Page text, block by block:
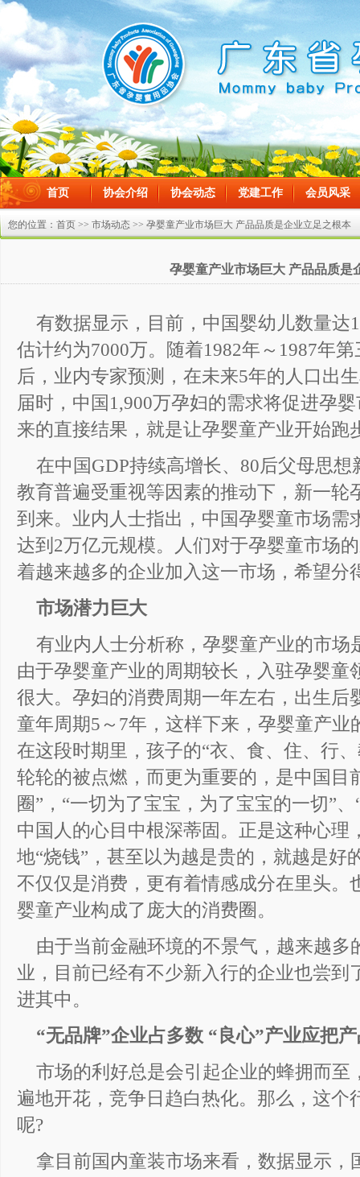
首页 协会介绍 协会动态 党建工作 会员风采
在线留言
您的位置： 首页 >> 市场动态 >> 孕婴童产业市场巨大 产品品质是企业立足之根本
孕婴童产业市场巨大 产品品质是
有数据显示，目前，中国婴幼儿数量达
估计约为7000万。随着1982年～1987年
后，业内专家预测，在未来5年的人口出
届时，中国1,900万孕妇的需求将促进孕
来的直接结果，就是让孕婴童产业开始跑
在中国GDP持续高增长、80后父母思
教育普遍受重视等因素的推动下，新一轮
到来。业内人士指出，中国孕婴童市场需
达到2万亿元规模。人们对于孕婴童市场
着越来越多的企业加入这一市场，希望分
市场潜力巨大
有业内人士分析称，孕婴童产业的市场
由于孕婴童产业的周期较长，入驻孕婴童
很大。孕妇的消费周期一年左右，出生后
童年周期5～7年，这样下来，孕婴童产
在这段时期里，孩子的“衣、食、住、行
轮轮的被点燃，而更为重要的，是中国目
圈”，“一切为了宝宝，为了宝宝的一切”
中国人的心目中根深蒂固。正是这种心理
地“烧钱”，甚至以为越是贵的，就越是好
不仅仅是消费，更有着情感成分在里头。
婴童产业构成了庞大的消费圈。
由于当前金融环境的不景气，越来越多
业，目前已经有不少新入行的企业也尝到
进其中。
“无品牌”企业占多数 “良心”产业应把
市场的利好总是会引起企业的蜂拥而至
遍地开花，竞争日趋白热化。那么，这个
呢?
拿目前国内童装市场来看，数据显示，